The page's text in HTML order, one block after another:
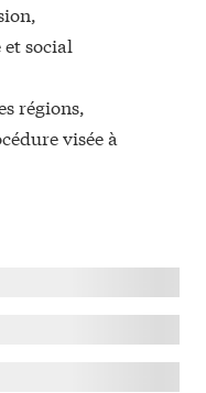
social
régions,
visée à